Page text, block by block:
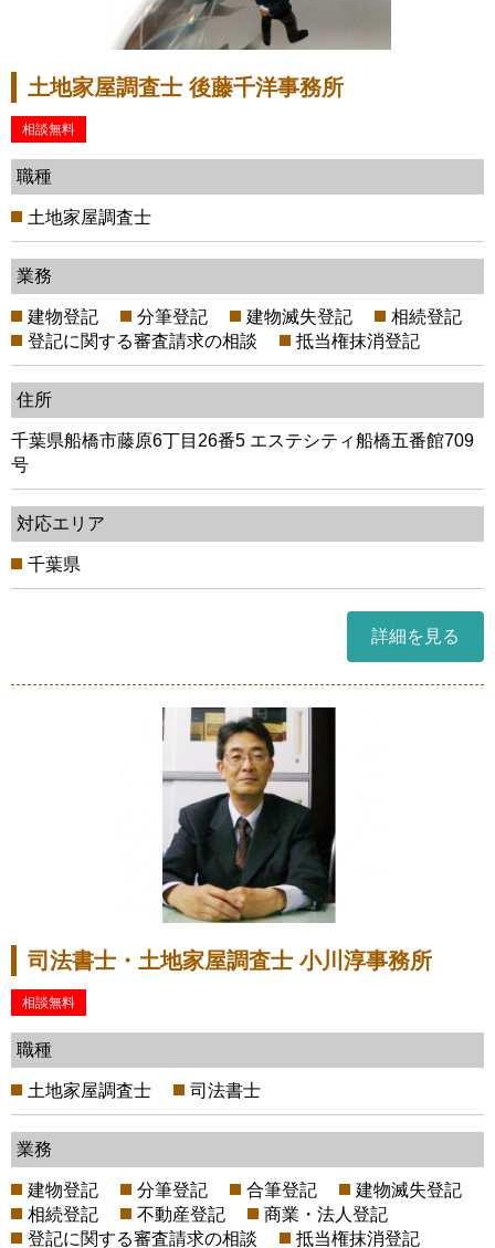
土地家屋調査士 後藤千洋事務所
相談無料
職種
土地家屋調査士
業務
建物登記 分筆登記 建物滅失登記
相続登記
登記に関する審査請求の相談
抵当権抹消登記
住所
千葉県船橋市藤原6丁目26番5 エステシティ船橋五番館709
号
対応エリア
千葉県
詳細を見る
司法書士・土地家屋調査士 小川淳事務所
相談無料
職種
土地家屋調査士 司法書士
業務
建物登記 分筆登記 合筆登記
建物滅失登記
相続登記
不動産登記
商業・法人登記
登記に関する審査請求の相談
抵当権抹消登記